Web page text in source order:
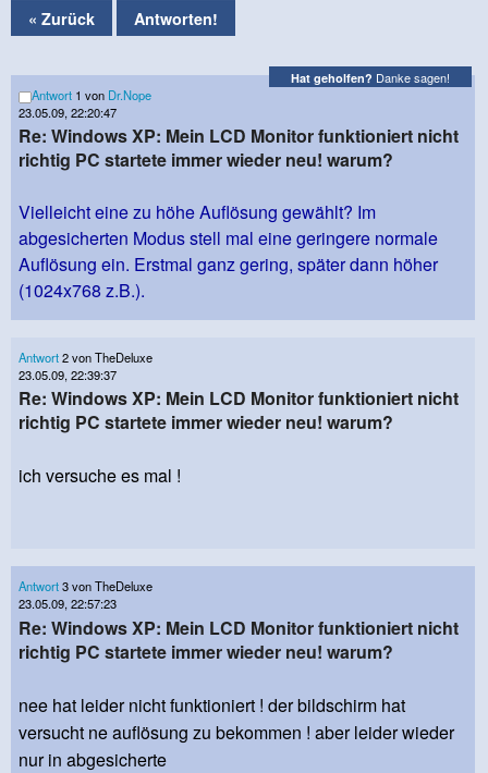
« Zurück Antworten!
Hat geholfen? Danke sagen!
Antwort 1 von Dr.Nope
23.05.09, 22:20:47
Re: Windows XP: Mein LCD Monitor funktioniert nicht
richtig PC startete immer wieder neu! warum?
Vielleicht eine zu höhe Auflösung gewählt? Im
abgesicherten Modus stell mal eine geringere normale
Auflösung ein. Erstmal ganz gering, später dann höher
(1024x768 z.B.).
Antwort2 von TheDeluxe
23.05.09, 22:39:37
Re: Windows XP: Mein LCD Monitor funktioniert nicht
richtig PC startete immer wieder neu! warum?
ich versuche es mal !
Antwort3 von TheDeluxe
23.05.09, 22:57:23
Re: Windows XP: Mein LCD Monitor funktioniert nicht
richtig PC startete immer wieder neu! warum?
nee hat leider nicht funktioniert ! der bildschirm hat
versucht ne auflösung zu bekommen ! aber leider wieder
nur in abgesicherte